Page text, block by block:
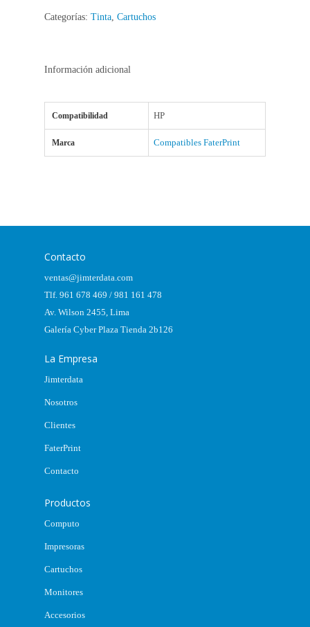
Categorías: Tinta Cartuchos
Información adicional
Compatibilidad HP
Marca Compatibles FaterPrint
Contacto
ventas@jimterdata.com
Tlf. 961 678 469 / 981 161 478
Av. Wilson 2455, Lima
Galería Cyber Plaza Tienda 2b126
La Empresa
Jimterdata
Nosotros
Clientes
FaterPrint
Contacto
Productos
Computo
Impresoras
Cartuchos
Monitores
Accesorios